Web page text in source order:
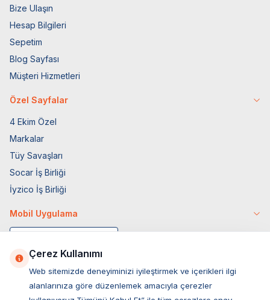
Bize Ulaşın
Hesap Bilgileri
Sepetim
Blog Sayfası
Müşteri Hizmetleri
Özel Sayfalar
4 Ekim Özel
Markalar
Tüy Savaşları
Socar İş Birliği
İyzico İş Birliği
Mobil Uygulama
Çerez Kullanımı
Web sitemizde deneyiminizi iyileştirmek ve içerikleri ilgi
alanlarınıza göre düzenlemek amacıyla çerezler